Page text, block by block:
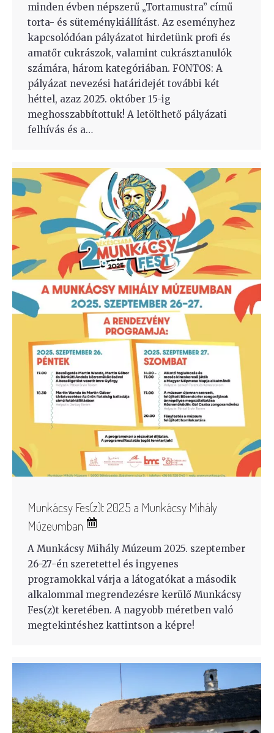
minden évben népszerű „Tortamustra” című
torta- és süteménykiállítást. Az eseményhez
kapcsolódóan pályázatot hirdetünk profi és
amatőr cukrászok, valamint cukrásztanulók
számára, három kategóriában. FONTOS: A
pályázat nevezési határidejét további két
héttel, azaz 2025. október 15-ig
meghosszabbítottuk! A letölthető pályázati
felhívás és a…
Munkácsy Fes(z)t 2025 a Munkácsy Mihály
Múzeumban
A Munkácsy Mihály Múzeum 2025. szeptember
26-27-én szeretettel és ingyenes
programokkal várja a látogatókat a második
alkalommal megrendezésre kerülő Munkácsy
Fes(z)t keretében. A nagyobb méretben való
megtekintéshez kattintson a képre!